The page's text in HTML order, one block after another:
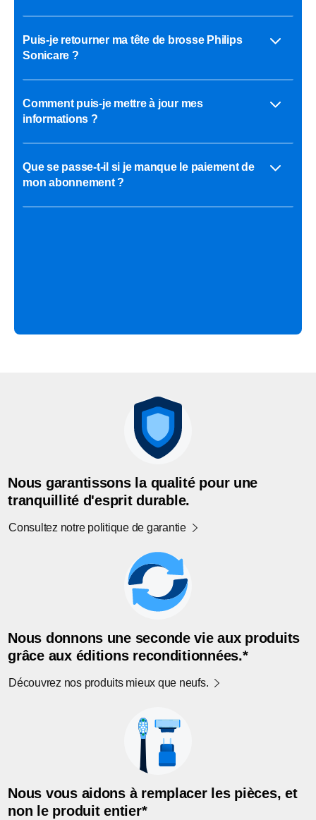
Puis-je retourner ma tête de brosse Philips
Sonicare ?
Comment puis-je mettre à jour mes
informations ?
Que se passe-t-il si je manque le paiement de
mon abonnement ?
Nous garantissons la qualité pour une
tranquillité d'esprit durable.
Consultez notre politique de garantie
Nous donnons une seconde vie aux produits
grâce aux éditions reconditionnées.*
Découvrez nos produits mieux que neufs.
Nous vous aidons à remplacer les pièces, et
non le produit entier*